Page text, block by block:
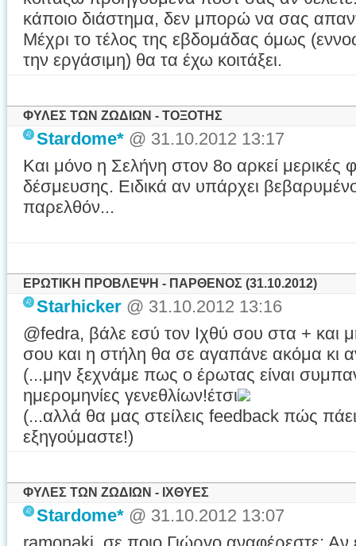
κάποιο διάστημα, δεν μπορώ να σας
Μέχρι το τέλος της εβδομάδας όμως
την εργάσιμη) θα τα έχω κοιτάξει.
ΦΥΛΕΣ ΤΩΝ ΖΩΔΙΩΝ - ΤΟΞΟΤΗΣ
Stardome* @ 31.10.2012 13:17
Και μόνο η Σελήνη στον 8ο αρκεί μερικές
δέσμευσης. Ειδικά αν υπάρχει
παρελθόν...
ΕΡΩΤΙΚΗ ΠΡΟΒΛΕΨΗ - ΠΑΡΘΕΝΟΣ (31.10.2012)
Starhicker @ 31.10.2012 13:16
@fedra, βάλε εσύ τον Ιχθύ σου στα + και
σου και η στήλη θα σε αγαπάνε ακόμα κι
(...μην ξεχνάμε πως ο έρωτας είναι
ημερομηνίες γενεθλίων!έτσι
(...αλλά θα μας στείλεις feedback πώς
εξηγούμαστε!)
ΦΥΛΕΣ ΤΩΝ ΖΩΔΙΩΝ - ΙΧΘΥΕΣ
Stardome* @ 31.10.2012 13:07